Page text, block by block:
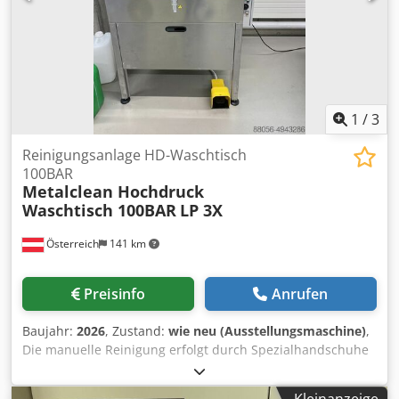
1 /3
Österreich 141 km
Reinigungsanlage HD-Waschtisch
100BAR
Metalclean Hochdruck
Waschtisch 100BAR LP 3X
Preisinfo Anrufen
Baujahr: 2026, Zustand: wie neu (Ausstellungsmaschine),
Die manuelle Reinigung erfolgt durch Spezialhandschuhe
in der Frontpartie. Die Wirksamkeit der Reinigung wird
durch eine Hochdruckpumpe und eine Spezial-Spritzdüse